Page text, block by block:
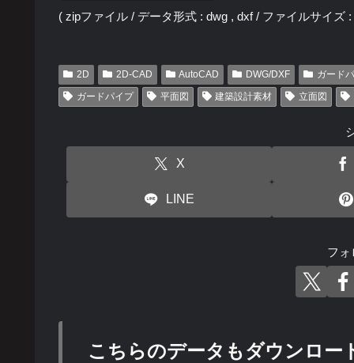
( zipファイル / データ形式 : dwg , dxf / ファイルサイズ :
2D 2D-CAD AutoCAD DWG/DXF ガード
ガードパイプ
平面図 建築設計素材 立面図
X
LINE
フォ
こちらのデータもダウンロー